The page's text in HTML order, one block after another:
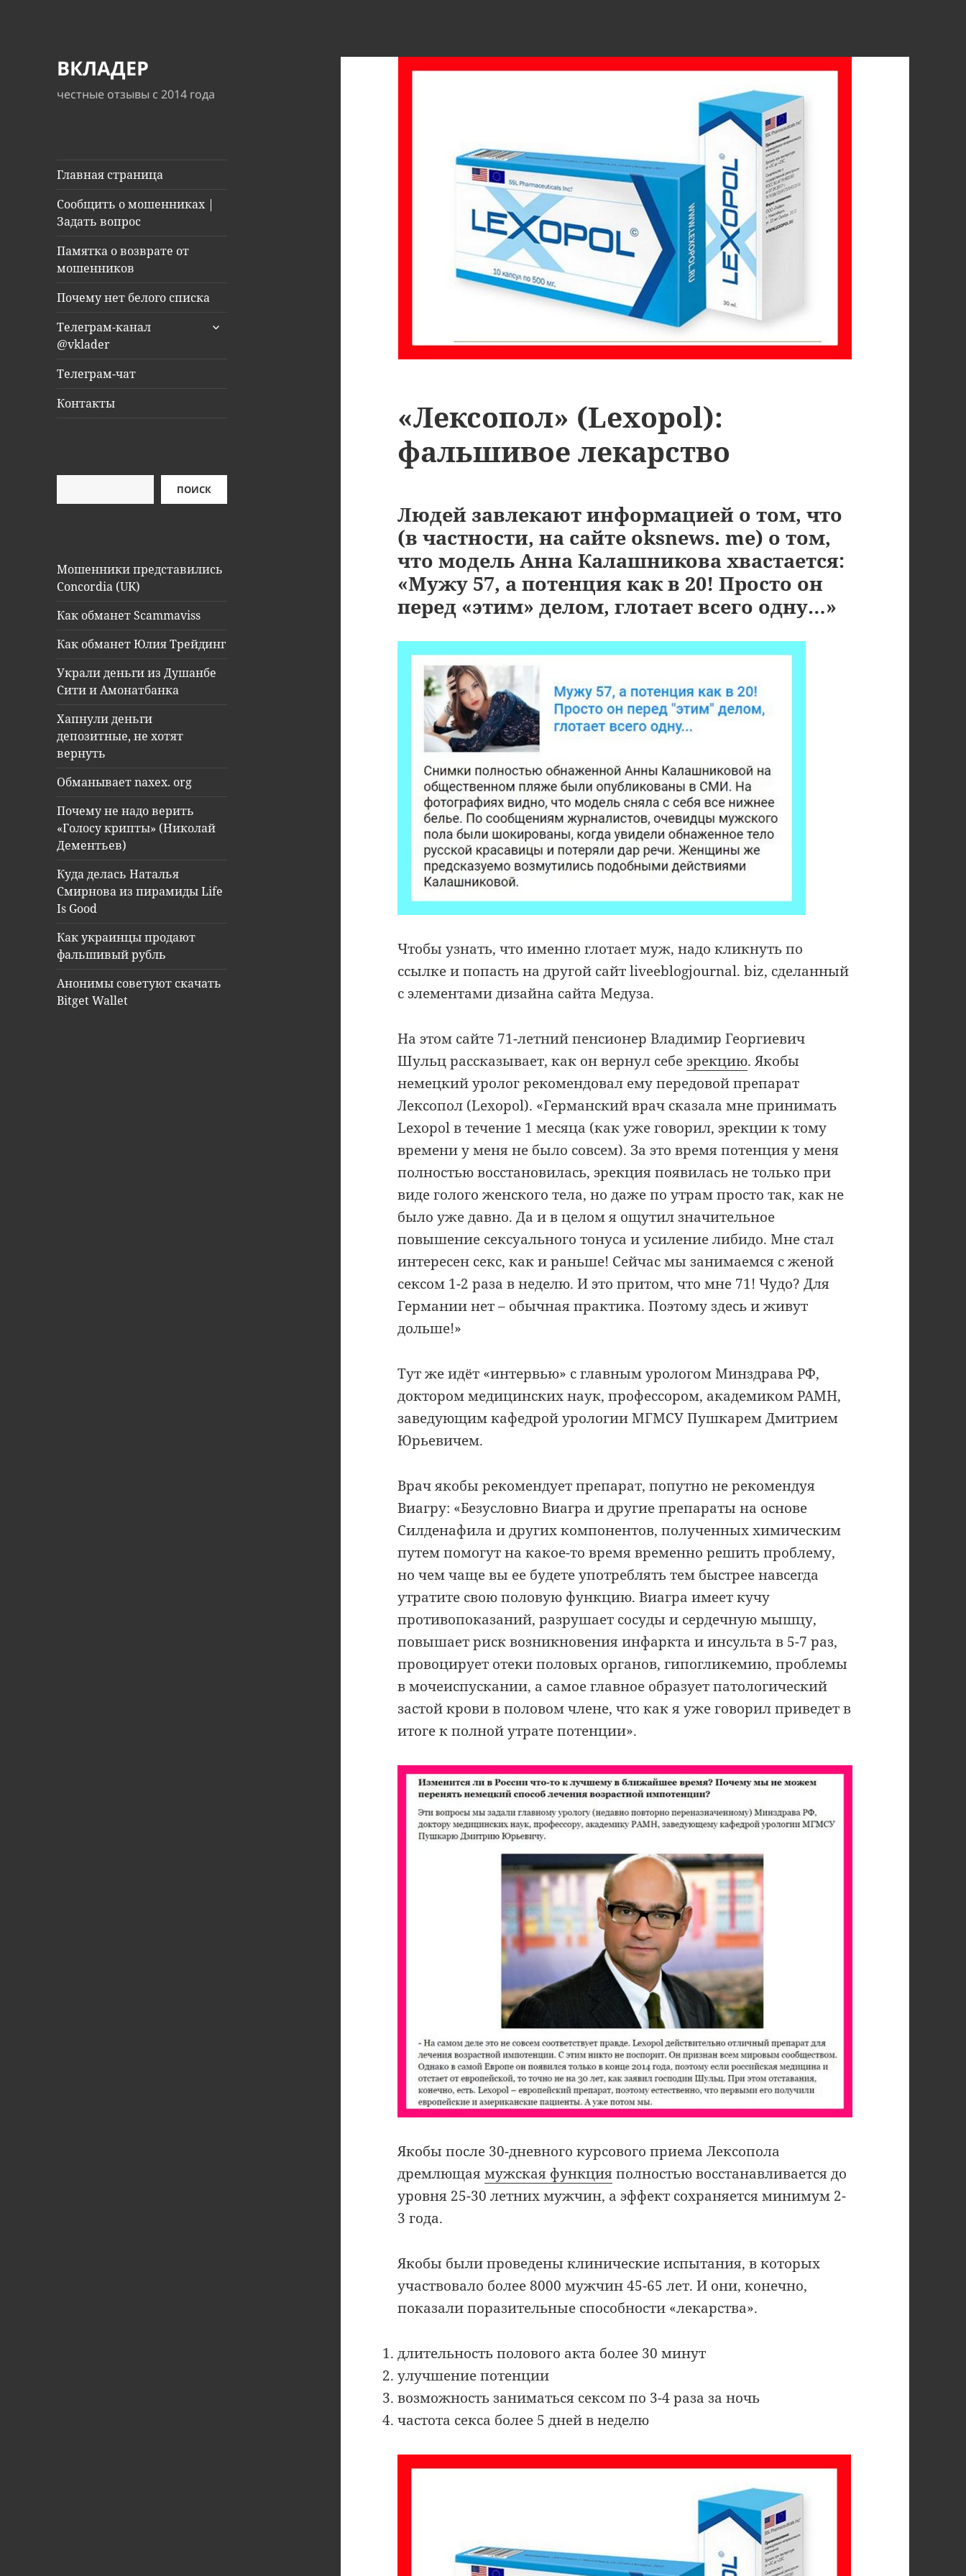
ВКЛАДЕР
честные отзывы с 2014 года
Главная страница
Сообщить о мошенниках |
Задать вопрос
Памятка о возврате от
мошенников
Почему нет белого списка
Телеграм-канал
@vklader
раскрыть
Телеграм-чат
Контакты
ПОИСК
Мошенники представились
Concordia (UK)
Как обманет Scammaviss
Как обманет Юлия Трейдинг
Украли деньги из Душанбе
Сити и Амонатбанка
Хапнули деньги
депозитные, не хотят
вернуть
Обманывает naxex. org
Почему не надо верить
«Голосу крипты» (Николай
Дементьев)
Куда делась Наталья
Смирнова из пирамиды Life
Is Good
Как украинцы продают
фальшивый рубль
Анонимы советуют скачать
Bitget Wallet
«Лексопол» (Lexopol):
фальшивое лекарство
Людей завлекают информацией о том, что
(в частности, на сайте oksnews. me) о том,
что модель Анна Калашникова хвастается:
«Мужу 57, а потенция как в 20! Просто он
перед «этим» делом, глотает всего одну…»
Чтобы узнать, что именно глотает муж, надо кликнуть по
ссылке и попасть на другой сайт liveeblogjournal. biz, сделанный
с элементами дизайна сайта Медуза.
На этом сайте 71-летний пенсионер Владимир Георгиевич
Шульц рассказывает, как он вернул себеэрекцию. Якобы
немецкий уролог рекомендовал ему передовой препарат
Лексопол (Lexopol). «Германский врач сказала мне принимать
Lexopol в течение 1 месяца (как уже говорил, эрекции к тому
времени у меня не было совсем). За это время потенция у меня
полностью восстановилась, эрекция появилась не только при
виде голого женского тела, но даже по утрам просто так, как не
было уже давно. Да и в целом я ощутил значительное
повышение сексуального тонуса и усиление либидо. Мне стал
интересен секс, как и раньше! Сейчас мы занимаемся с женой
сексом 1-2 раза в неделю. И это притом, что мне 71! Чудо? Для
Германии нет – обычная практика. Поэтому здесь и живут
дольше!»
Тут же идёт «интервью» с главным урологом Минздрава РФ,
доктором медицинских наук, профессором, академиком РАМН,
заведующим кафедрой урологии МГМСУ Пушкарем Дмитрием
Юрьевичем.
Врач якобы рекомендует препарат, попутно не рекомендуя
Виагру: «Безусловно Виагра и другие препараты на основе
Силденафила и других компонентов, полученных химическим
путем помогут на какое-то время временно решить проблему,
но чем чаще вы ее будете употреблять тем быстрее навсегда
утратите свою половую функцию. Виагра имеет кучу
противопоказаний, разрушает сосуды и сердечную мышцу,
повышает риск возникновения инфаркта и инсульта в 5-7 раз,
провоцирует отеки половых органов, гипогликемию, проблемы
в мочеиспускании, а самое главное образует патологический
застой крови в половом члене, что как я уже говорил приведет в
итоге к полной утрате потенции».
Якобы после 30-дневного курсового приема Лексопола
дремлющаямужская функцияполностью восстанавливается до
уровня 25-30 летних мужчин, а эффект сохраняется минимум 2-
3 года.
Якобы были проведены клинические испытания, в которых
участвовало более 8000 мужчин 45-65 лет. И они, конечно,
показали поразительные способности «лекарства».
длительность полового акта более 30 минут
улучшение потенции
возможность заниматься сексом по 3-4 раза за ночь
частота секса более 5 дней в неделю